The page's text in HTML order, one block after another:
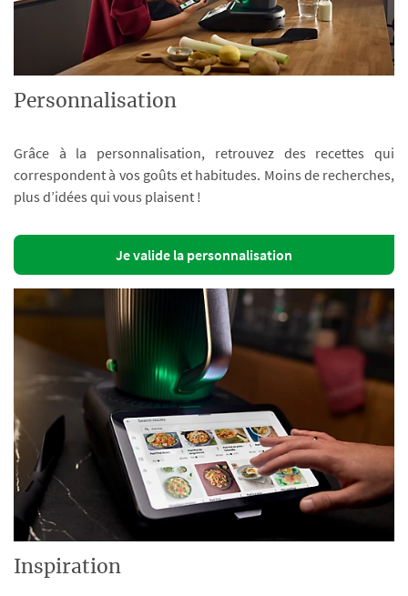
Personnalisation
Grâce à la personnalisation, retrouvez des recettes qui
correspondent à vos goûts et habitudes. Moins de recherches,
plus d’idées qui vous plaisent !
Je valide la personnalisation
Inspiration